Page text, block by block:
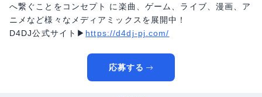
へ繋ぐことをコンセプト に楽曲、ゲーム、ライブ、漫画、ア
ニメなど様々なメディアミックスを展開中！
D4DJ公式サイト▶︎ https://d4dj-pj.com/
応募する